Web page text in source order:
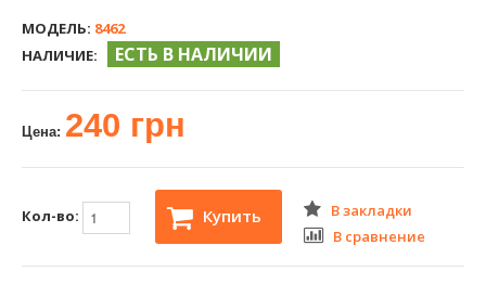
МОДЕЛЬ: 8462
НАЛИЧИЕ:
ЕСТЬ В НАЛИЧИИ
Цена: 240 грн
Кол-во: Купить
В закладки
В сравнение